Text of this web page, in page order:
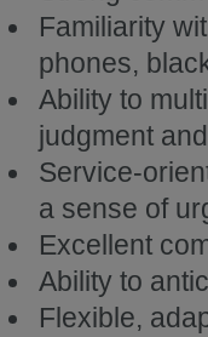
Familiarity
phones,
Ability to
judgment
Service-
a sense of
Excellent
Ability to
Flexible,